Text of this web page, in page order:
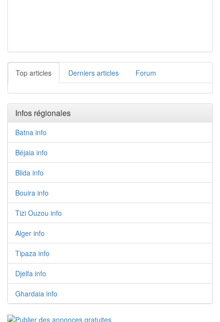
Top articles Derniers articles Forum
Infos régionales
Batna info
Béjaia info
Blida info
Bouira info
Tizi Ouzou info
Alger info
Tipaza info
Djelfa info
Ghardaia info